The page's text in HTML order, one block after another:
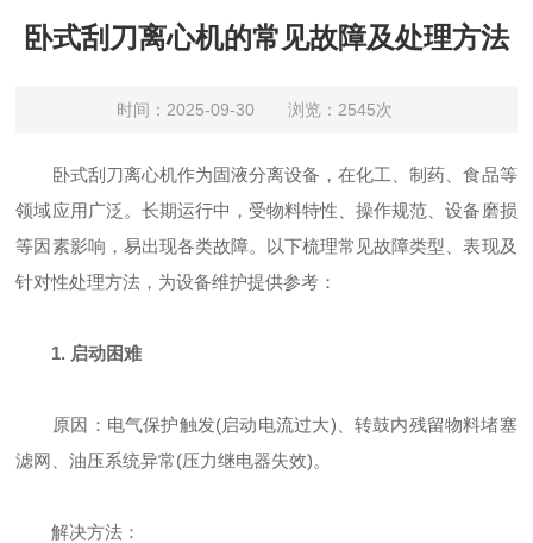
卧式刮刀离心机的常见故障及处理方法​
时间：2025-09-30 浏览：2545次
卧式刮刀离心机作为固液分离设备，在化工、制药、食品等
领域应用广泛。长期运行中，受物料特性、操作规范、设备磨损
等因素影响，易出现各类故障。以下梳理常见故障类型、表现及
针对性处理方法，为设备维护提供参考：
1. 启动困难
‌原因‌：电气保护触发(启动电流过大)、转鼓内残留物料堵塞
滤网、油压系统异常(压力继电器失效)‌。
‌解决方法‌：